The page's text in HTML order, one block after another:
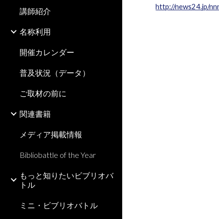
講師紹介
名称利用
開催カレンダー
普及状況（データ）
ご取材の前に
関連書籍
メディア掲載情報
Bibliobattle of the Year
もっと知りたいビブリオバ
トル
ミニ・ビブリオバトル
http://news24.jp/